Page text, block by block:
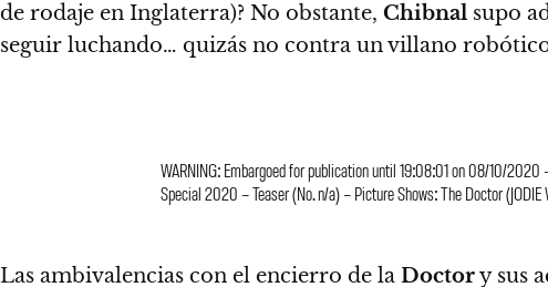
de rodaje en Inglaterra)? No obstante, Chibnal supo
seguir luchando… quizás no contra un villano
WARNING: Embargoed for publication until 19:08:01 on 08/10/
Special 2020 – Teaser (No. n/a) – Picture Shows: The Doctor
Las ambivalencias con el encierro de la Doctory sus